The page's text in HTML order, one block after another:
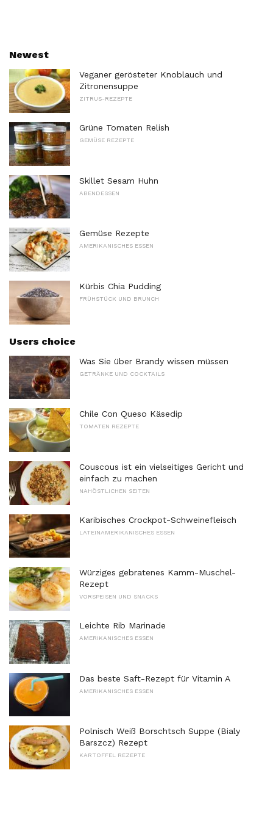
Newest
Veganer gerösteter Knoblauch und
Zitronensuppe
ZITRUS-REZEPTE
Grüne Tomaten Relish
GEMÜSE REZEPTE
Skillet Sesam Huhn
ABENDESSEN
Gemüse Rezepte
AMERIKANISCHES ESSEN
Kürbis Chia Pudding
FRÜHSTÜCK UND BRUNCH
Users choice
Was Sie über Brandy wissen müssen
GETRÄNKE UND COCKTAILS
Chile Con Queso Käsedip
TOMATEN REZEPTE
Couscous ist ein vielseitiges Gericht und
einfach zu machen
NAHÖSTLICHEN SEITEN
Karibisches Crockpot-Schweinefleisch
LATEINAMERIKANISCHES ESSEN
Würziges gebratenes Kamm-Muschel-
Rezept
VORSPEISEN UND SNACKS
Leichte Rib Marinade
AMERIKANISCHES ESSEN
Das beste Saft-Rezept für Vitamin A
AMERIKANISCHES ESSEN
Polnisch Weiß Borschtsch Suppe (Bialy
Barszcz) Rezept
KARTOFFEL REZEPTE